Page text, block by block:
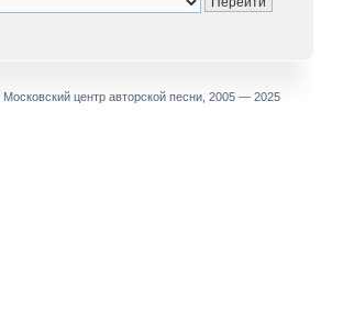
центр авторской песни, 2005 — 2025